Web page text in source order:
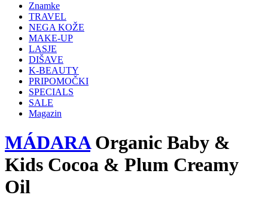
Znamke
TRAVEL
NEGA KOŽE
MAKE-UP
LASJE
DIŠAVE
K-BEAUTY
PRIPOMOČKI
SPECIALS
SALE
Magazin
MÁDARAOrganic Baby &
Kids Cocoa & Plum Creamy
Oil